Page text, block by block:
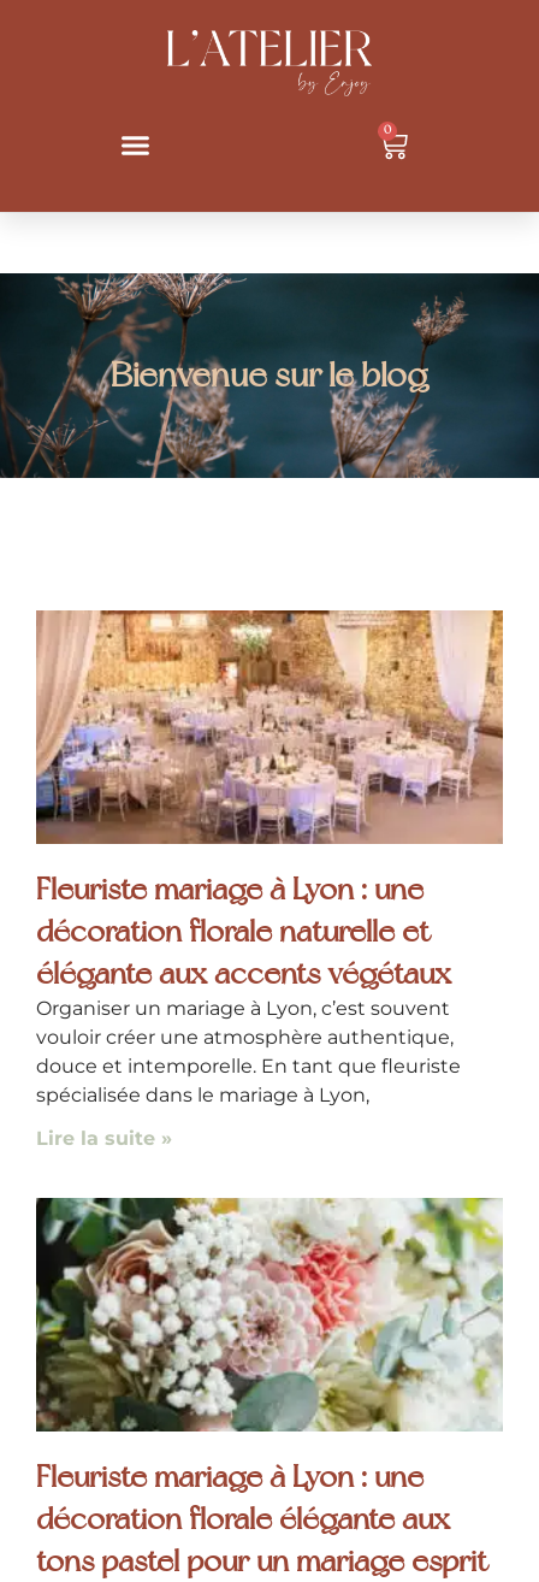
0
Bienvenue sur le blog
Fleuriste mariage à Lyon : une
décoration florale naturelle et
élégante aux accents végétaux
Organiser un mariage à Lyon, c’est souvent
vouloir créer une atmosphère authentique,
douce et intemporelle. En tant que fleuriste
spécialisée dans le mariage à Lyon,
Lire la suite »
Fleuriste mariage à Lyon : une
décoration florale élégante aux
tons pastel pour un mariage esprit